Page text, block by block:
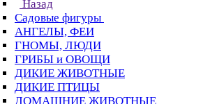
Назад
Садовые фигуры
АНГЕЛЫ, ФЕИ
ГНОМЫ, ЛЮДИ
ГРИБЫ и ОВОЩИ
ДИКИЕ ЖИВОТНЫЕ
ДИКИЕ ПТИЦЫ
ДОМАШНИЕ ЖИВОТНЫЕ